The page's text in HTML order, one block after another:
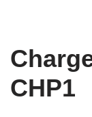
CHP1